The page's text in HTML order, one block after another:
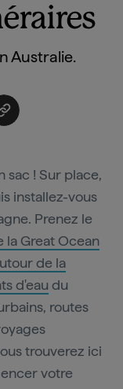
Australie.
sac ! Sur place,
installez-vous
Prenez le
la Great Ocean
de la
d'eau du
routes
trouverez ici
votre